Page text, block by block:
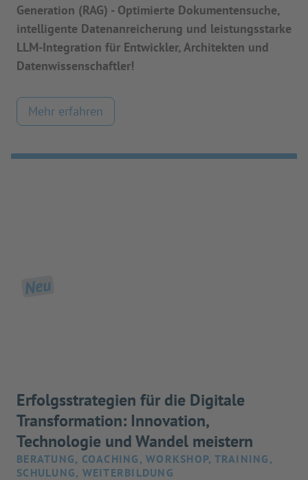
Generation (RAG) - Optimierte Dokumentensuche,
intelligente Datenanreicherung und leistungsstarke
LLM-Integration für Entwickler, Architekten und
Datenwissenschaftler!
Mehr erfahren
Neu
Erfolgsstrategien für die Digitale
Transformation: Innovation,
Technologie und Wandel meistern
BERATUNG, COACHING, WORKSHOP, TRAINING,
SCHULUNG, WEITERBILDUNG